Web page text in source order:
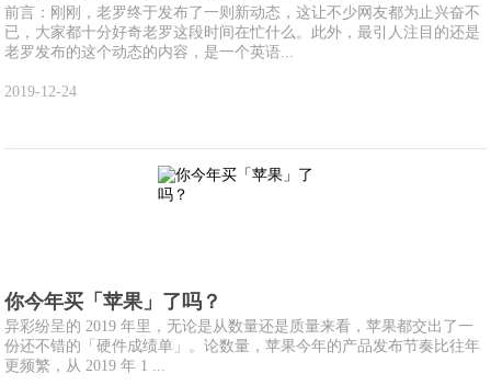
前言：刚刚，老罗终于发布了一则新动态，这让不少网友都为止兴奋不
已，大家都十分好奇老罗这段时间在忙什么。此外，最引人注目的还是
老罗发布的这个动态的内容，是一个英语...
2019-12-24
你今年买「苹果」了吗？
异彩纷呈的 2019 年里，无论是从数量还是质量来看，苹果都交出了一
份还不错的「硬件成绩单」。论数量，苹果今年的产品发布节奏比往年
更频繁，从 2019 年 1 ...